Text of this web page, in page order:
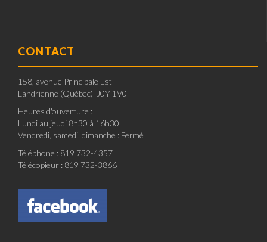
CONTACT
158, avenue Principale Est
Landrienne (Québec) J0Y 1V0
Heures d'ouverture :
Lundi au jeudi 8h30 à 16h30
Vendredi, samedi, dimanche : Fermé
Téléphone : 819 732-4357
Télécopieur : 819 732-3866